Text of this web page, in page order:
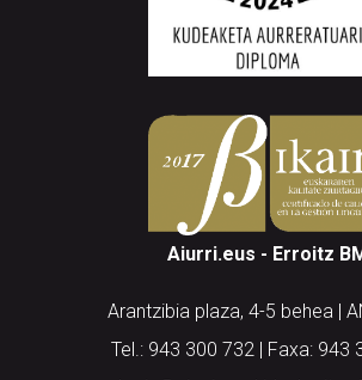
Aiurri.eus - Erroitz
Arantzibia plaza, 4-5 behea |
Tel.: 943 300 732 | Faxa: 943